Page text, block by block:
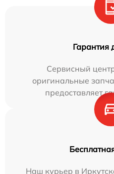
Гарантия
Сервисный
оригинальные
предоставляет
Наш курьер в